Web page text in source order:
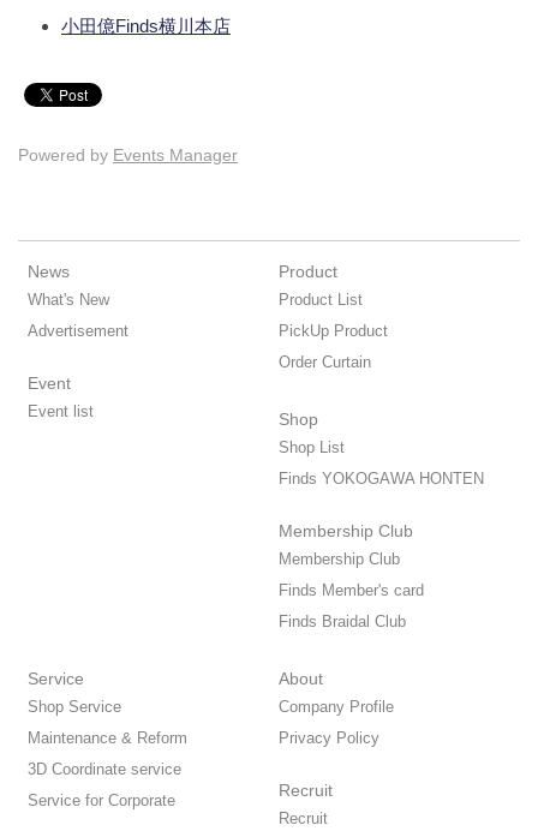
小田億Finds横川本店
Powered by Events Manager
News
What's New
Advertisement
Event
Event list
Product
Product List
PickUp Product
Order Curtain
Shop
Shop List
Finds YOKOGAWA HONTEN
Membership Club
Membership Club
Finds Member's card
Finds Braidal Club
Service
Shop Service
Maintenance & Reform
3D Coordinate service
Service for Corporate
About
Company Profile
Privacy Policy
Recruit
Recruit